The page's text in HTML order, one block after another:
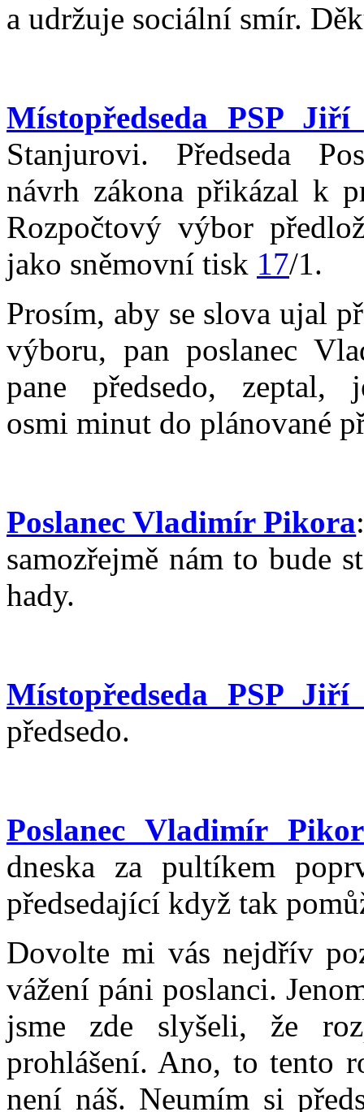
a udržuje sociální smír.
Místopředseda PSP
Stanjurovi. Předseda
návrh zákona přikázal k
Rozpočtový výbor
jako sněmovní tisk 17/1.
Prosím, aby se slova ujal
výboru, pan poslanec
pane předsedo,
osmi minut do plánované
Poslanec Vladimír Pikora
samozřejmě nám to bude
hady.
Místopředseda PSP
předsedo.
Poslanec Vladimír
dneska za pultíkem
předsedající když tak
Dovolte mi vás nejdřív
vážení páni poslanci.
jsme zde slyšeli, že
prohlášení. Ano, to tento
není náš. Neumím si